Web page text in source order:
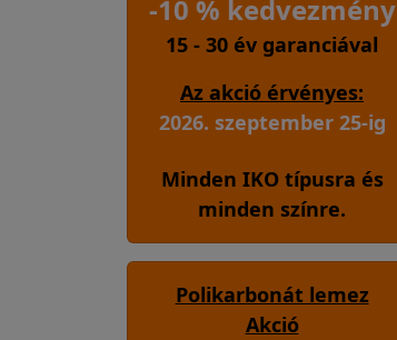
-10 % kedvezmény
15 - 30 év garanciával
Az akció érvényes:
2026. szeptember 25-ig
Minden IKO típusra és
minden színre.
Polikarbonát lemez
Akció